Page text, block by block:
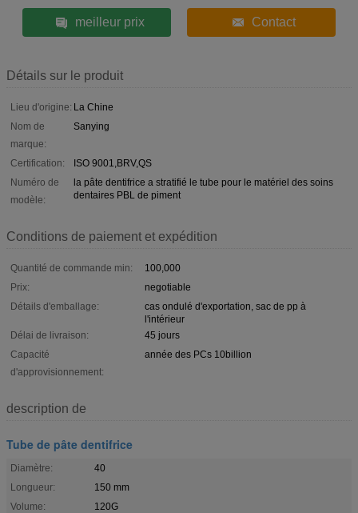
meilleur prix Contact
Détails sur le produit
Lieu d'origine: La Chine
Nom de
marque:
Sanying
Certification:
ISO 9001,BRV,QS
Numéro de
modèle:
la pâte dentifrice a stratifié le tube pour le matériel des soins
dentaires PBL de piment
Conditions de paiement et expédition
Quantité de commande min:
100,000
Prix:
negotiable
Détails d'emballage:
cas ondulé d'exportation, sac de pp à
l'intérieur
Délai de livraison:
45 jours
Capacité
d'approvisionnement:
année des PCs 10billion
description de
Tube de pâte dentifrice
Diamètre:
40
Longueur:
150 mm
Volume:
120G